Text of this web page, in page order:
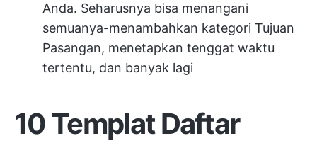
Anda. Seharusnya bisa menangani
semuanya-menambahkan kategori Tujuan
Pasangan, menetapkan tenggat waktu
tertentu, dan banyak lagi
10 Templat Daftar